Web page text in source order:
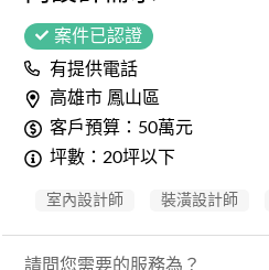
案件已認證
有提供電話
高雄市 鳳山區
客戶預算：50萬元
坪數：20坪以下
室內設計師 裝潢設計師
請問您需要的服務為？